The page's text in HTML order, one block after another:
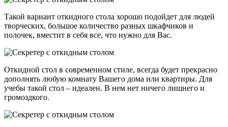
Такой вариант откидного стола хорошо подойдет для людей
творческих, большое количество разных шкафчиков и
полочек, вместит в себя все, что нужно для Вас.
Откидной стол в современном стиле, всегда будет прекрасно
дополнять любую комнату Вашего дома или квартиры. Для
учебы такой стол – идеален. В нем нет ничего лишнего и
громоздкого.